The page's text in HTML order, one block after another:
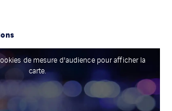
de mesure d'audience pour afficher la
carte.